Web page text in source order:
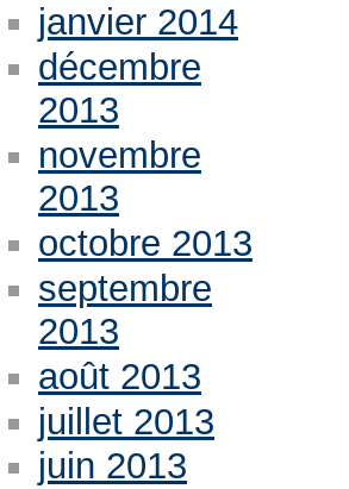
janvier 2014
décembre
2013
novembre
2013
octobre 2013
septembre
2013
août 2013
juillet 2013
juin 2013